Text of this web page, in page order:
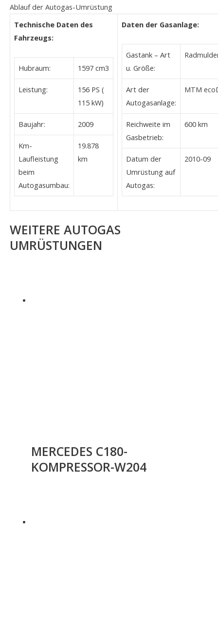
Ablauf der Autogas-Umrüstung
Technische Daten des
Fahrzeugs:
Hubraum: 1597 cm3
Leistung:
156 PS (
115 kW)
Baujahr: 2009
Km-
Laufleistung
beim
Autogasumbau:
19.878
km
Daten der Gasanlage:
Gastank – Art
u. Größe:
Art der
Autogasanlage:
MTM
Reichweite im
Gasbetrieb:
600 km
Datum der
Umrüstung auf
Autogas:
2010-09
WEITERE AUTOGAS
UMRÜSTUNGEN
MERCEDES C180-
KOMPRESSOR-W204